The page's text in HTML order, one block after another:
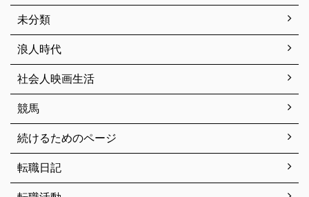
未分類
浪人時代
社会人映画生活
競馬
続けるためのページ
転職日記